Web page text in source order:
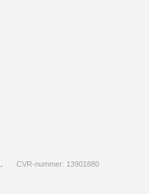
CVR-nummer: 13901880